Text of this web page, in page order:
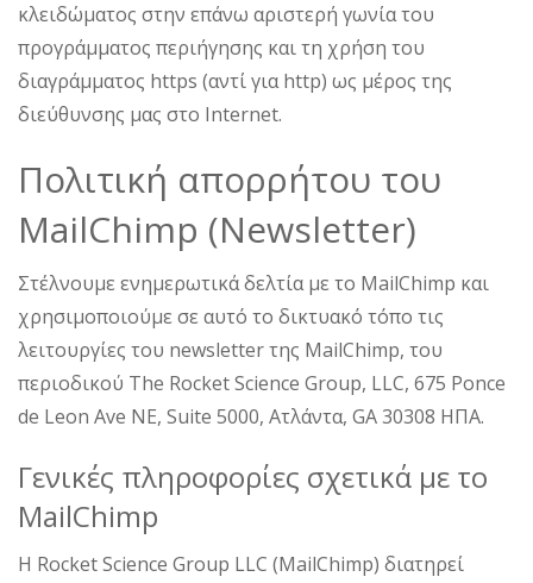
κλειδώματος στην επάνω αριστερή γωνία του
προγράμματος περιήγησης και τη χρήση του
διαγράμματος https (αντί για http) ως μέρος της
διεύθυνσης μας στο Internet.
Πολιτική απορρήτου του
MailChimp (Newsletter)
Στέλνουμε ενημερωτικά δελτία με το MailChimp και
χρησιμοποιούμε σε αυτό το δικτυακό τόπο τις
λειτουργίες του newsletter της MailChimp, του
περιοδικού The Rocket Science Group, LLC, 675 Ponce
de Leon Ave NE, Suite 5000, Ατλάντα, GA 30308 ΗΠΑ.
Γενικές πληροφορίες σχετικά με το
MailChimp
Η Rocket Science Group LLC (MailChimp) διατηρεί